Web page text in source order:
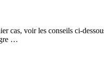
cas, voir les conseils ci-
…